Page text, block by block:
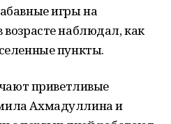
игры на
наблюдал, как
пункты.
приветливые
Ахмадуллина и